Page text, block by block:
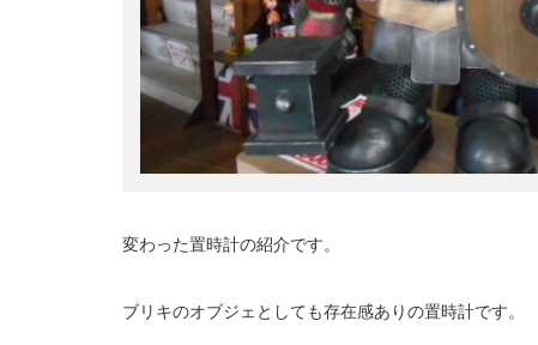
変わった置時計の紹介です。
ブリキのオブジェとしても存在感ありの置時計です。